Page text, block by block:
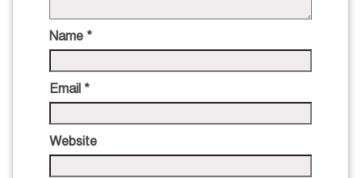
Name *
Email *
Website